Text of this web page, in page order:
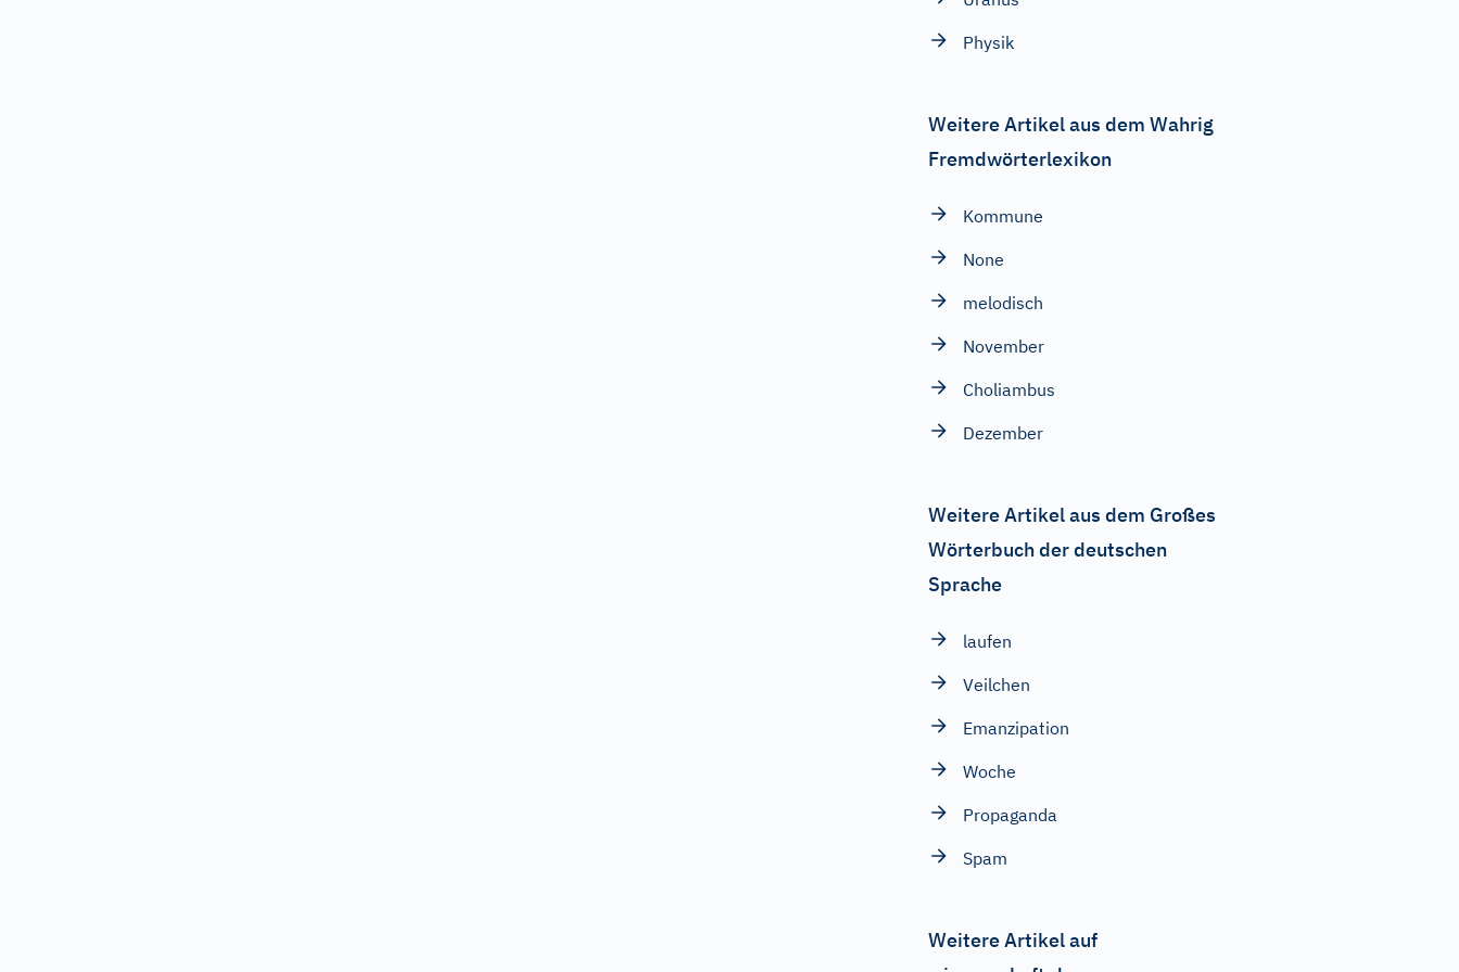
Physik
Weitere Artikel aus dem Wahrig
Fremdwörterlexikon
Kommune
None
melodisch
November
Choliambus
Dezember
Weitere Artikel aus dem Großes
Wörterbuch der deutschen
Sprache
laufen
Veilchen
Emanzipation
Woche
Propaganda
Spam
Weitere Artikel auf